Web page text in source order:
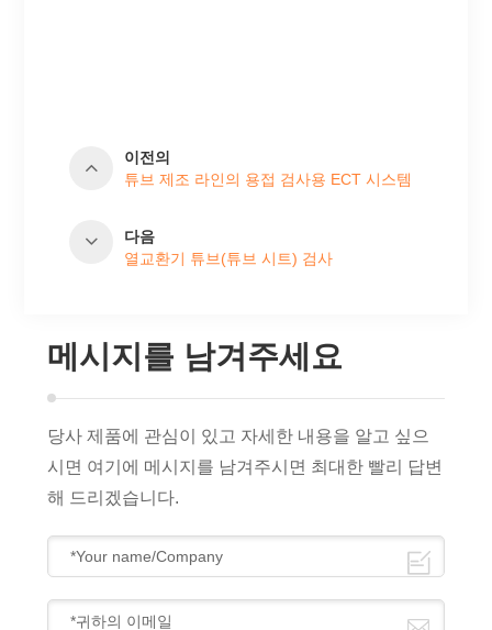
이전의
튜브 제조 라인의 용접 검사용 ECT 시스템
다음
열교환기 튜브(튜브 시트) 검사
메시지를 남겨주세요
당사 제품에 관심이 있고 자세한 내용을 알고 싶으
시면 여기에 메시지를 남겨주시면 최대한 빨리 답변
해 드리겠습니다.